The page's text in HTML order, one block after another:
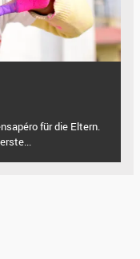
für die Eltern.